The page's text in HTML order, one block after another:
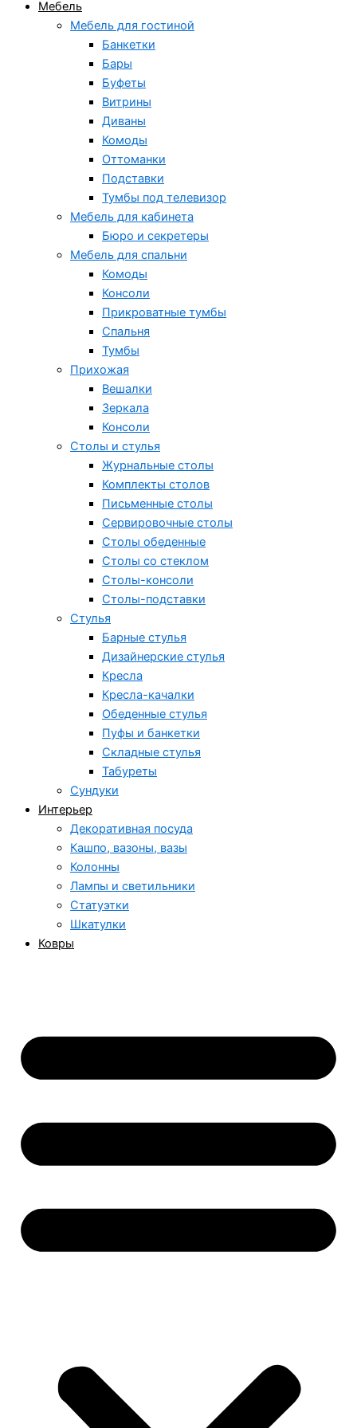
Мебель
Мебель для гостиной
Банкетки
Бары
Буфеты
Витрины
Диваны
Комоды
Оттоманки
Подставки
Тумбы под телевизор
Мебель для кабинета
Бюро и секретеры
Мебель для спальни
Комоды
Консоли
Прикроватные тумбы
Спальня
Тумбы
Прихожая
Вешалки
Зеркала
Консоли
Столы и стулья
Журнальные столы
Комплекты столов
Письменные столы
Сервировочные столы
Столы обеденные
Столы со стеклом
Столы-консоли
Столы-подставки
Стулья
Барные стулья
Дизайнерские стулья
Кресла
Кресла-качалки
Обеденные стулья
Пуфы и банкетки
Складные стулья
Табуреты
Сундуки
Интерьер
Декоративная посуда
Кашпо, вазоны, вазы
Колонны
Лампы и светильники
Статуэтки
Шкатулки
Ковры